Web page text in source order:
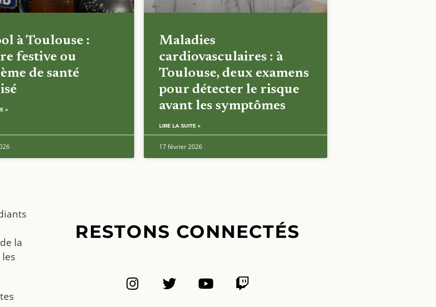
à Toulouse :
festive ou
de santé
»
Maladies
cardiovasculaires : à
Toulouse, deux examens
pour détecter le risque
avant les symptômes
LIRE LA SUITE »
17 février 2026
la
RESTONS CONNECTÉS